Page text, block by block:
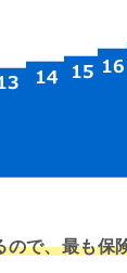
で、最も保